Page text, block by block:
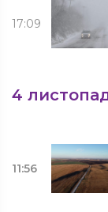
17:09
4
11:56